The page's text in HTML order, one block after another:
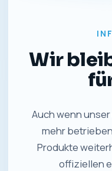
Wir
Auch wenn
mehr
Produkte
offiziellen